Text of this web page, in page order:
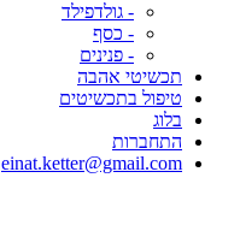
- גולדפילד
- כסף
- פנינים
תכשיטי אהבה
טיפול בתכשיטים
בלוג
התחברות
einat.ketter@gmail.com